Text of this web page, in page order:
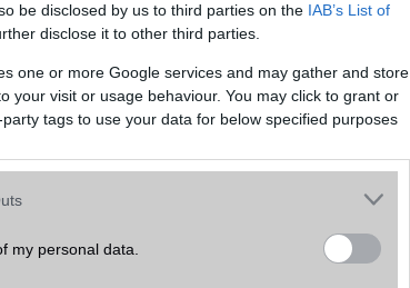
be disclosed by us to third parties on the IAB’s List of
disclose it to other third parties.
one or more Google services and may gather and store
your visit or usage behaviour. You may click to grant or
tags to use your data for below specified purposes
my personal data.